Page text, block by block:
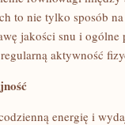
to nie tylko sposób‍
jakości snu i
aktywność
energię ⁣i